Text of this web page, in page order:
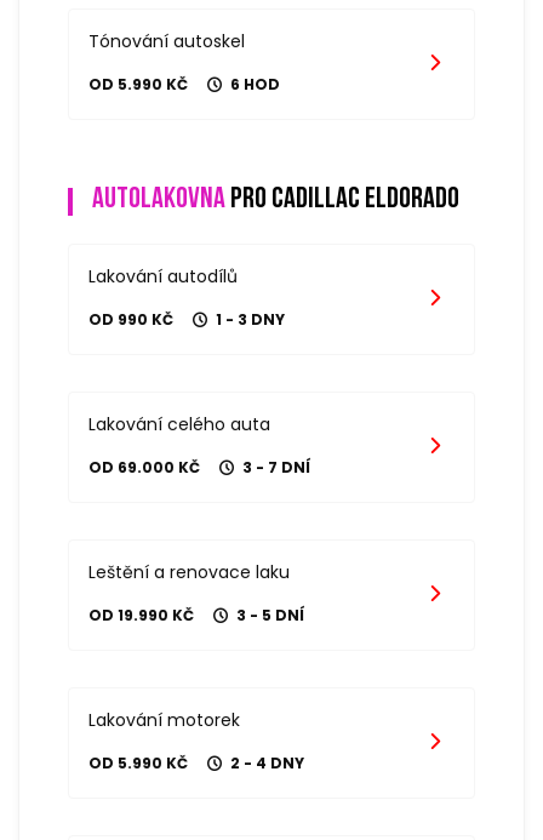
Tónování autoskel
OD 5.990 KČ 6 HOD
Autolakovna pro cadillac eldorado
Lakování autodílů
OD 990 KČ 1 - 3 DNY
Lakování celého auta
OD 69.000 KČ 3 - 7 DNÍ
Leštění a renovace laku
OD 19.990 KČ 3 - 5 DNÍ
Lakování motorek
OD 5.990 KČ 2 - 4 DNY